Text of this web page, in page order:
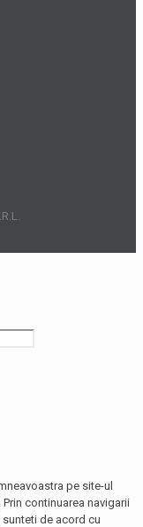
pe site-ul
continuarea navigarii
de acord cu